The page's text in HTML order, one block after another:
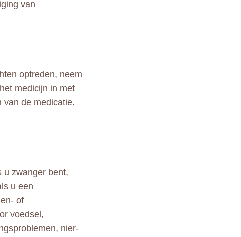
van
optreden, neem
medicijn in met
van de medicatie.
u zwanger bent,
u een
of
voedsel,
nier-